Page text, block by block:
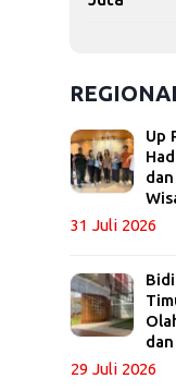
Up
31 Juli 2026
29 Juli 2026